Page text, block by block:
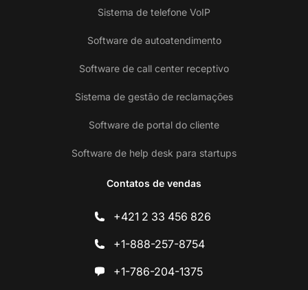
Sistema de telefone VoIP
Software de autoatendimento
Software de call center receptivo
Sistema de gestão de reclamações
Software de portal do cliente
Software de help desk para startups
Contatos de vendas
+421 2 33 456 826
+1-888-257-8754
+1-786-204-1375